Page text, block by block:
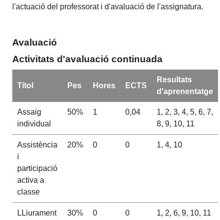
l'actuació del professorat i d'avaluació de l'assignatura.
Avaluació
Activitats d'avaluació continuada
Títol Pes Hores ECTS
Resultats
d'aprenentatge
Assaig
individual
50% 1 0,04
1, 2, 3, 4, 5, 6, 7,
8, 9, 10, 11
Assistència
i
participació
activa a
classe
20% 0 0 1, 4, 10
LLiurament
30% 0 0 1, 2, 6, 9, 10, 11